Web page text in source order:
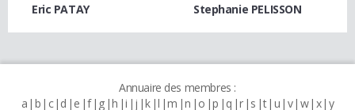
Eric PATAY Stephanie PELISSON
Annuaire des membres :
a b c d e f g h i j k l m n o p q r s t u v w x y